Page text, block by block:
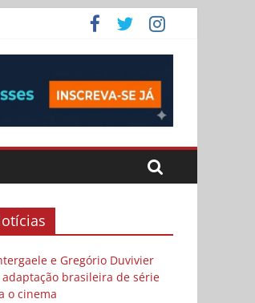
e Gregório Duvivier
brasileira de série
o cinema